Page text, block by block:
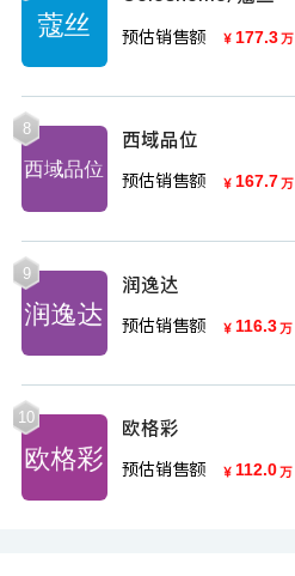
预估销售额 ￥ 177.3万
8 西域品位
预估销售额 ￥ 167.7万
9 润逸达
预估销售额 ￥ 116.3万
10 欧格彩
预估销售额 ￥ 112.0万